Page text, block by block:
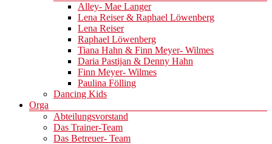
Alley- Mae Langer
Lena Reiser & Raphael Löwenberg
Lena Reiser
Raphael Löwenberg
Tiana Hahn & Finn Meyer- Wilmes
Daria Pastijan & Denny Hahn
Finn Meyer- Wilmes
Paulina Fölling
Dancing Kids
Orga
Abteilungsvorstand
Das Trainer-Team
Das Betreuer- Team